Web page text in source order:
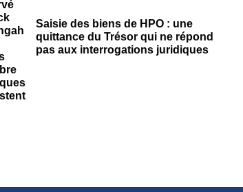
Saisie des biens de HPO : une
quittance du Trésor qui ne répond
pas aux interrogations juridiques